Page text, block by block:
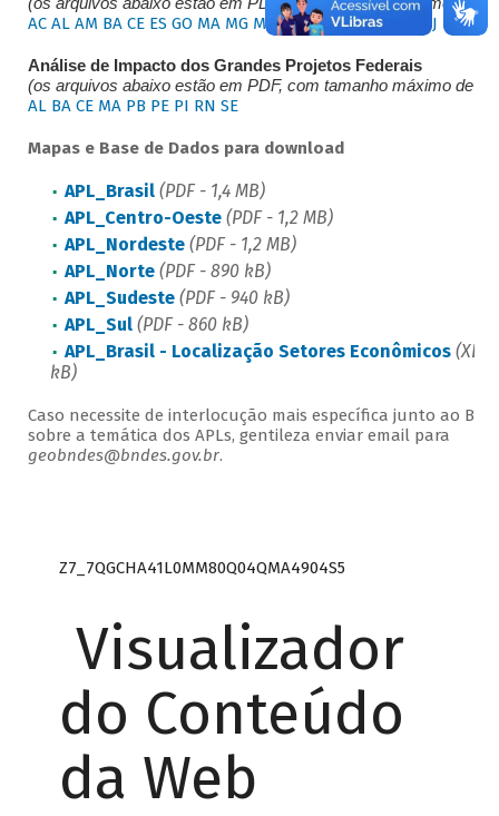
AC AL AM BA CE ES GO MA MG MS MT PA PB PE PI RJ RN RS
Análise de Impacto dos Grandes Projetos Federais
(os arquivos abaixo estão em PDF, com tamanho máximo de
AL BA CE MA PB PE PI RN SE
Mapas e Base de Dados para download
APL_Brasil (PDF - 1,4 MB)
APL_Centro-Oeste (PDF - 1,2 MB)
APL_Nordeste (PDF - 1,2 MB)
APL_Norte (PDF - 890 kB)
APL_Sudeste (PDF - 940 kB)
APL_Sul (PDF - 860 kB)
APL_Brasil - Localização Setores Econômicos
kB)
Caso necessite de interlocução mais específica junto ao
sobre a temática dos APLs, gentileza enviar email para
geobndes@bndes.gov.br.
Z7_7QGCHA41L0MM80Q04QMA4904S5
Visualizador
do Conteúdo
da Web